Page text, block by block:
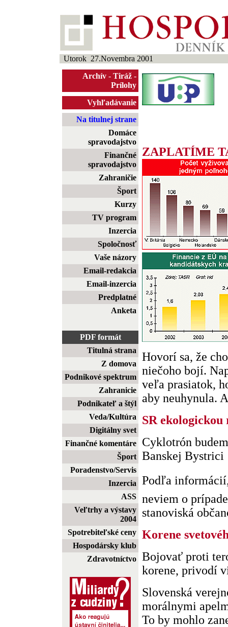
Utorok 27.Novembra 2001
Archív - Tiráž -
Prílohy
Vyhľadávanie
Na titulnej strane
Domáce
spravodajstvo
Finančné
spravodajstvo
Zahraničie
Šport
Kurzy
TV program
Inzercia
Spoločnosť
Vaše názory
Email-redakcia
Email-inzercia
Predplatné
Anketa
PDF formát
Titulná strana
Z domova
Podnikové spektrum
Zahranicie
Podnikateľ a štýl
Veda/Kultúra
Digitálny svet
Finančné komentáre
Šport
Poradenstvo/Servis
Inzercia
ASS
Veľtrhy a výstavy
2004
Spotrebiteľské ceny
Hospodársky klub
Zdravotníctvo
ZAPLATÍME
Hovorí sa, že
niečoho bojí.
veľa prasiatok,
aby neuhynula.
SR ekologickou
Cyklotrón
Banskej Bystrici
Podľa
neviem o
stanoviská
Korene
Bojovať proti
korene, privodí
Slovenská
morálnymi
To by mohlo